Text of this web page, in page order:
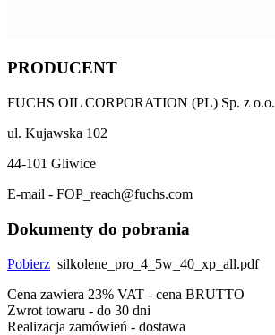
PRODUCENT
FUCHS OIL CORPORATION (PL) Sp. z o.o.
ul. Kujawska 102
44-101 Gliwice
E-mail - FOP_reach@fuchs.com
Dokumenty do pobrania
Pobierz silkolene_pro_4_5w_40_xp_all.pdf
Cena zawiera 23% VAT - cena BRUTTO
Zwrot towaru - do 30 dni
Realizacja zamówień - dostawa